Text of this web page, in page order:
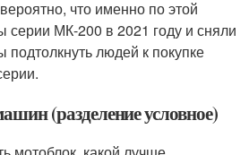
что именно по этой
серии МК-200 в 2021 году и сняли
подтолкнуть людей к покупке
(разделение условное)